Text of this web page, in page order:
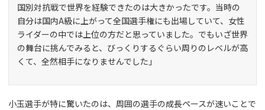
国別対抗戦で世界を経験できたのは大きかったです。当時の
自分は国内A級に上がって全国選手権にも出場していて、女性
ライダーの中では上位の方だと思っていました。でもいざ世界
の舞台に挑んでみると、びっくりするぐらい周りのレベルが高
くて、全然相手になりませんでした」
小玉選手が特に驚いたのは、周囲の選手の成長ペースが速いことで